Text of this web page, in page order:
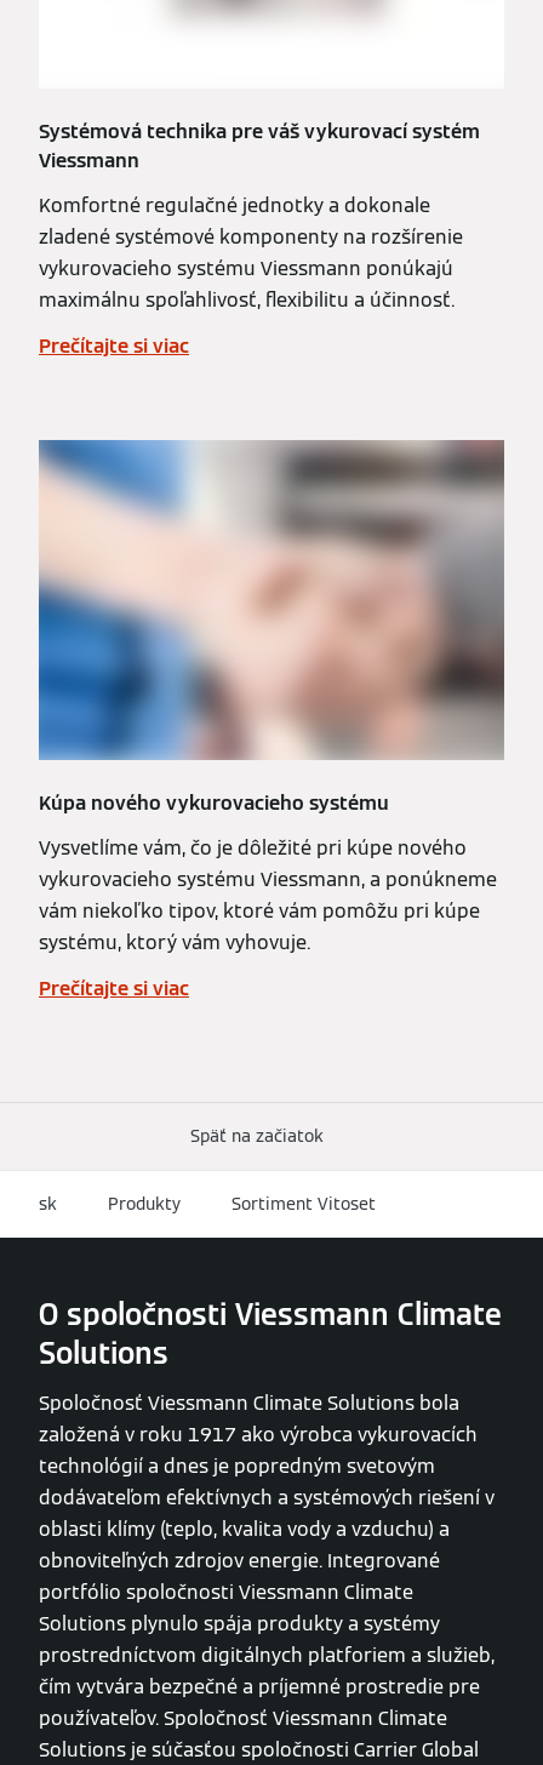
Systémová technika pre váš vykurovací systém
Viessmann
Komfortné regulačné jednotky a dokonale
zladené systémové komponenty na rozšírenie
vykurovacieho systému Viessmann ponúkajú
maximálnu spoľahlivosť, flexibilitu a účinnosť.
Prečítajte si viac
Kúpa nového vykurovacieho systému
Vysvetlíme vám, čo je dôležité pri kúpe nového
vykurovacieho systému Viessmann, a ponúkneme
vám niekoľko tipov, ktoré vám pomôžu pri kúpe
systému, ktorý vám vyhovuje.
Prečítajte si viac
Späť na začiatok
sk Produkty Sortiment Vitoset
O spoločnosti Viessmann Climate
Solutions
Spoločnosť Viessmann Climate Solutions bola
založená v roku 1917 ako výrobca vykurovacích
technológií a dnes je popredným svetovým
dodávateľom efektívnych a systémových riešení v
oblasti klímy (teplo, kvalita vody a vzduchu) a
obnoviteľných zdrojov energie. Integrované
portfólio spoločnosti Viessmann Climate
Solutions plynulo spája produkty a systémy
prostredníctvom digitálnych platforiem a služieb,
čím vytvára bezpečné a príjemné prostredie pre
používateľov. Spoločnosť Viessmann Climate
Solutions je súčasťou spoločnosti Carrier Global